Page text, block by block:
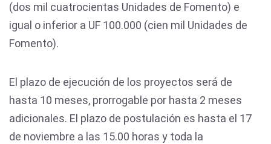
(dos mil cuatrocientas Unidades de Fomento) e
igual o inferior a UF 100.000 (cien mil Unidades de
Fomento).
El plazo de ejecución de los proyectos será de
hasta 10 meses, prorrogable por hasta 2 meses
adicionales. El plazo de postulación es hasta el 17
de noviembre a las 15.00 horas y toda la